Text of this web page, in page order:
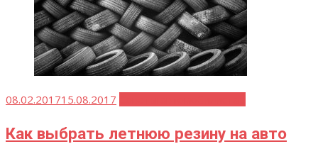
Опубликовано
08.02.201715.08.2017
Как выбрать летнюю резину на авто